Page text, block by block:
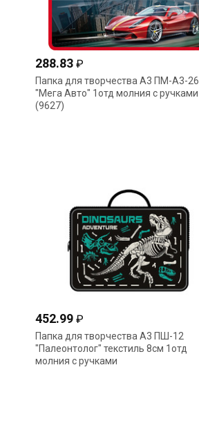
288.83 ₽
Папка для творчества А3 ПМ-А3-26
"Мега Авто" 1отд молния с ручками
(9627)
452.99 ₽
Папка для творчества А3 ПШ-12
"Палеонтолог" текстиль 8см 1отд
молния с ручками